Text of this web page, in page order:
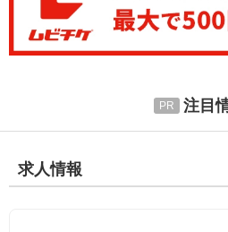
注目
求人情報